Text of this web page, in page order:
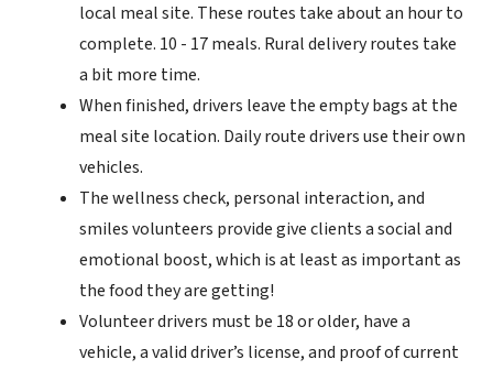
local meal site. These routes take about an hour to
complete. 10 - 17 meals. Rural delivery routes take
a bit more time.
When finished, drivers leave the empty bags at the
meal site location. Daily route drivers use their own
vehicles.
The wellness check, personal interaction, and
smiles volunteers provide give clients a social and
emotional boost, which is at least as important as
the food they are getting!
Volunteer drivers must be 18 or older, have a
vehicle, a valid driver’s license, and proof of current